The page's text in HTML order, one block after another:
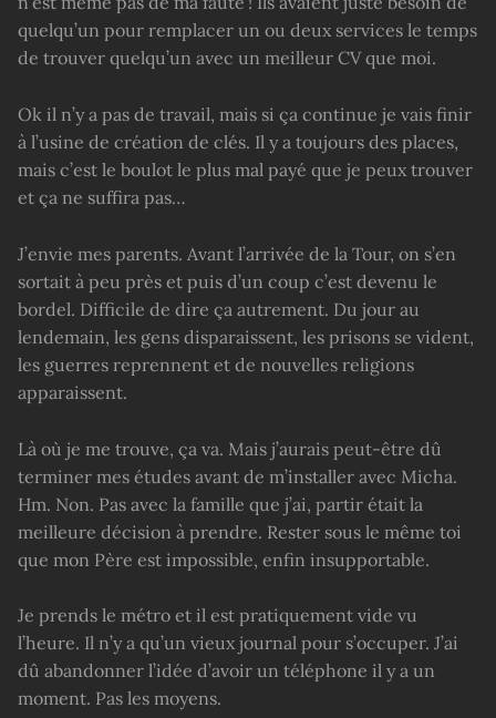
quelqu’un pour remplacer un ou deux services le temps
de trouver quelqu’un avec un meilleur CV que moi.
Ok il n’y a pas de travail, mais si ça continue je vais finir
à l’usine de création de clés. Il y a toujours des places,
mais c’est le boulot le plus mal payé que je peux trouver
et ça ne suffira pas…
J’envie mes parents. Avant l’arrivée de la Tour, on s’en
sortait à peu près et puis d’un coup c’est devenu le
bordel. Difficile de dire ça autrement. Du jour au
lendemain, les gens disparaissent, les prisons se vident,
les guerres reprennent et de nouvelles religions
apparaissent.
Là où je me trouve, ça va. Mais j’aurais peut-être dû
terminer mes études avant de m’installer avec Micha.
Hm. Non. Pas avec la famille que j’ai, partir était la
meilleure décision à prendre. Rester sous le même toi
que mon Père est impossible, enfin insupportable.
Je prends le métro et il est pratiquement vide vu
l’heure. Il n’y a qu’un vieux journal pour s’occuper. J’ai
dû abandonner l’idée d’avoir un téléphone il y a un
moment. Pas les moyens.